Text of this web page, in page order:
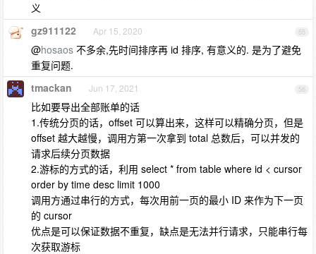
义
55
gz911122 Apr 15, 2020
@hosaos 不多余,先时间排序再 id 排序, 有意义的. 是为了避免
重复问题.
56
tmackan Jun 17, 2021
比如要导出全部账单的话
1.传统分页的话，offset 可以算出来，这样可以精确分页，但是
offset 越大越慢，调用方第一次拿到 total 总数后，可以并发的
请求后续分页数据
2.游标的方式的话，利用 select * from table where id < cursor
order by time desc limit 1000
调用方通过串行的方式，每次用前一页的最小 ID 来作为下一页
的 cursor
优点是可以保证数据不重复，缺点是无法并行请求，只能串行每
次获取游标